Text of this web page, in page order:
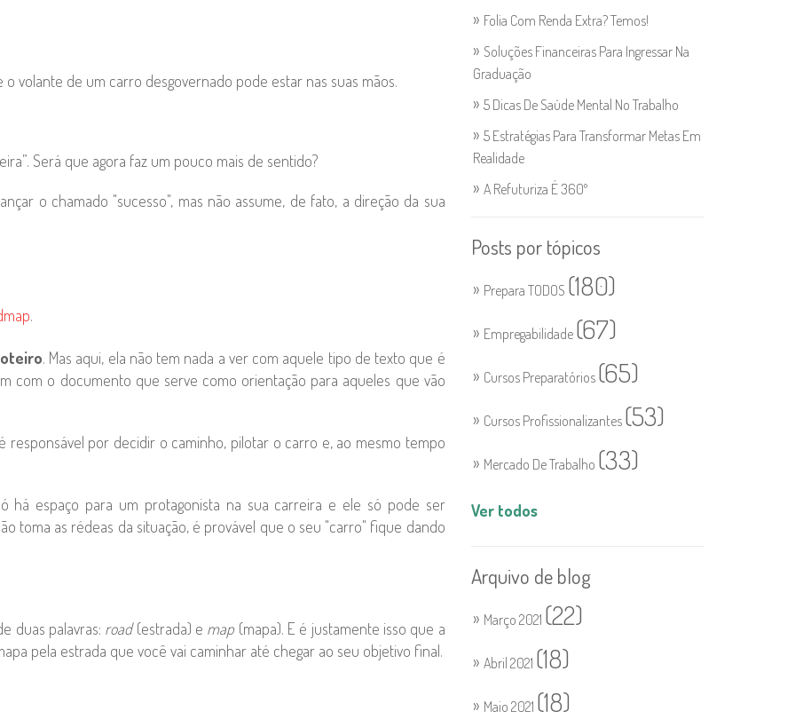
volante de um carro desgovernado pode estar nas suas mãos.
Será que agora faz um pouco mais de sentido?
o chamado "sucesso", mas não assume, de fato, a direção da sua
.
. Mas aqui, ela não tem nada a ver com aquele tipo de texto que é
com o documento que serve como orientação para aqueles que vão
responsável por decidir o caminho, pilotar o carro e, ao mesmo tempo
espaço para um protagonista na sua carreira e ele só pode ser
toma as rédeas da situação, é provável que o seu "carro" fique dando
duas palavras: road(estrada) e map (mapa). E é justamente isso que a
pela estrada que você vai caminhar até chegar ao seu objetivo final.
Folia Com Renda Extra? Temos!
Soluções Financeiras Para Ingressar Na
Graduação
5 Dicas De Saúde Mental No Trabalho
5 Estratégias Para Transformar Metas Em
Realidade
A Refuturiza É 360º
Posts por tópicos
Prepara TODOS (180)
Empregabilidade (67)
Cursos Preparatórios (65)
Cursos Profissionalizantes (53)
Mercado De Trabalho (33)
Ver todos
Arquivo de blog
Março 2021 (22)
Abril 2021 (18)
Maio 2021 (18)